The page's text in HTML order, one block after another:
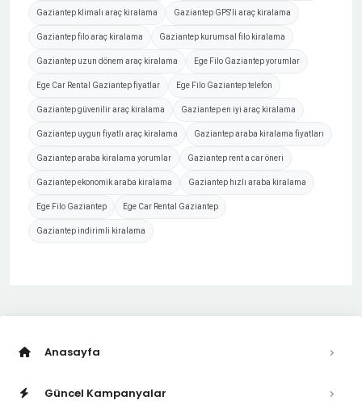
Gaziantep klimalı araç kiralama Gaziantep GPS'li araç kiralama
Gaziantep filo araç kiralama Gaziantep kurumsal filo kiralama
Gaziantep uzun dönem araç kiralama Ege Filo Gaziantep yorumlar
Ege Car Rental Gaziantep fiyatlar Ege Filo Gaziantep telefon
Gaziantep güvenilir araç kiralama Gaziantep en iyi araç kiralama
Gaziantep uygun fiyatlı araç kiralama Gaziantep araba kiralama fiyatları
Gaziantep araba kiralama yorumlar Gaziantep rent a car öneri
Gaziantep ekonomik araba kiralama Gaziantep hızlı araba kiralama
Ege Filo Gaziantep Ege Car Rental Gaziantep
Gaziantep indirimli kiralama
Anasayfa
Güncel Kampanyalar